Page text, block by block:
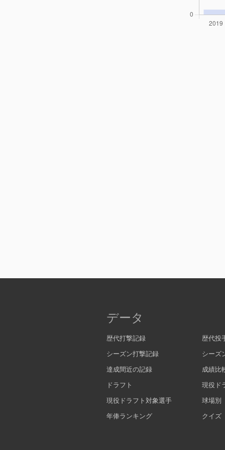
データ
歴代打撃記録
歴代投
シーズン打撃記録
シーズ
達成間近の記録
成績比
ドラフト
現役ド
現役ドラフト対象選手
球場別
年俸ランキング
クイズ